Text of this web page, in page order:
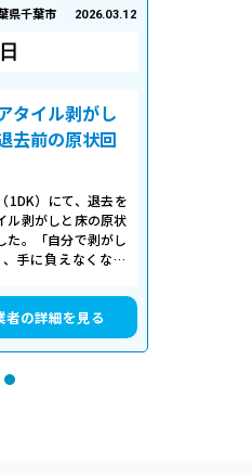
県千葉市 2026.03.12
タイル剥がし
去前の原状回
1DK）にて、退去を
ル剥がしと床の原状
た。「自分で剥がし
手に負えなくなっ
者の詳細を見る